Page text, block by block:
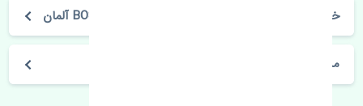
خرید شمع سانگ یانگ کوراندو قدیم 4 سیلندر BOSCH آلمان
مشخصات فنی اتومبیل